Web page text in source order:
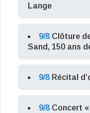
Lange
9/8 Clôture
Sand, 150 ans
9/8 Récital
9/8 Concert